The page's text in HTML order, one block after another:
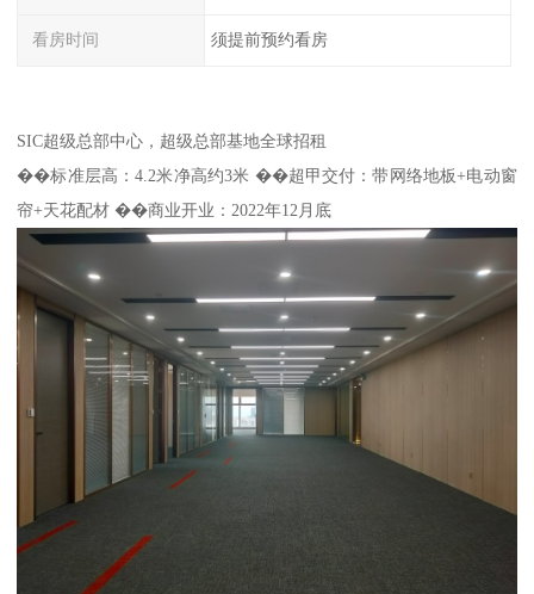
看房时间 须提前预约看房
SIC超级总部中心，超级总部基地全球招租
��标准层高：4.2米净高约3米 ��超甲交付：带网络地板+电动窗
帘+天花配材 ��商业开业：2022年12月底